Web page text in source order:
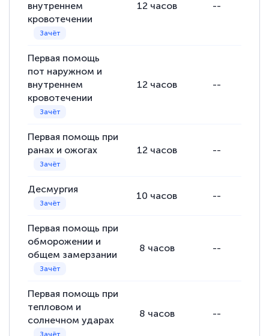
внутреннем
кровотечении
12 часов --
Первая помощь
пот наружном и
внутреннем
кровотечении
12 часов --
Первая помощь при
ранах и ожогах
12 часов --
Десмургия
10 часов --
Первая помощь при
обморожении и
общем замерзании
8 часов --
Первая помощь при
тепловом и
солнечном ударах
8 часов --